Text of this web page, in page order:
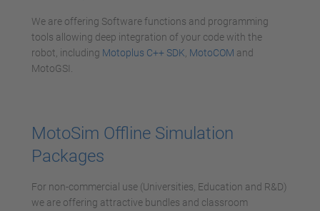
Management Platform
We are offering Software functions and programming
tools allowing deep integration of your code with the
robot, including Motoplus C++ SDK MotoCOM and
MotoGSI.
MotoSim Offline Simulation
Packages
For non-commercial use (Universities, Education and R&D)
we are offering attractive bundles and classroom